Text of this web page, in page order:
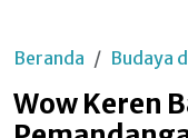
Beranda Budaya
Wow Keren